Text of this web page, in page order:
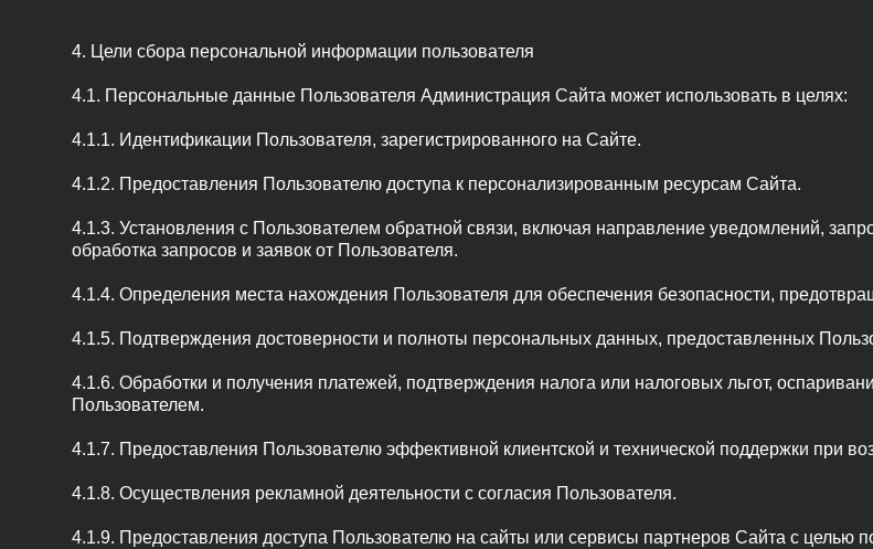
4. Цели сбора персональной информации пользователя
4.1. Персональные данные Пользователя Администрация Сайта может использовать в целях:
4.1.1. Идентификации Пользователя, зарегистрированного на Сайте.
4.1.2. Предоставления Пользователю доступа к персонализированным ресурсам Сайта.
4.1.3. Установления с Пользователем обратной связи, включая направление уведомлений,
обработка запросов и заявок от Пользователя.
4.1.4. Определения места нахождения Пользователя для обеспечения безопасности,
4.1.5. Подтверждения достоверности и полноты персональных данных, предоставленных
4.1.6. Обработки и получения платежей, подтверждения налога или налоговых льгот,
Пользователем.
4.1.7. Предоставления Пользователю эффективной клиентской и технической поддержки при
4.1.8. Осуществления рекламной деятельности с согласия Пользователя.
4.1.9. Предоставления доступа Пользователю на сайты или сервисы партнеров Сайта с целью